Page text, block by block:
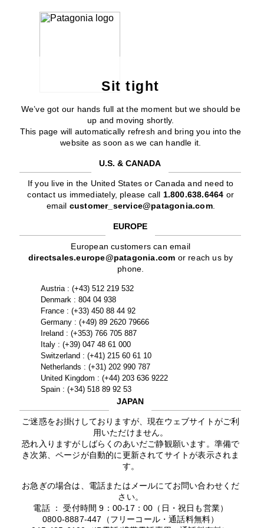
Sit tight
We’ve got our hands full at the moment but we should be
up and moving shortly.
This page will automatically refresh and bring you into the
website as soon as we can handle it.
U.S. & CANADA
If you live in the United States or Canada and need to
contact us immediately, please call 1.800.638.6464 or
email customer_service@patagonia.com.
EUROPE
European customers can email
directsales.europe@patagonia.com or reach us by
phone.
Austria : (+43) 512 219 532
Denmark : 804 04 938
France : (+33) 450 88 44 92
Germany : (+49) 89 2620 79666
Ireland : (+353) 766 705 887
Italy : (+39) 047 48 61 000
Switzerland : (+41) 215 60 61 10
Netherlands : (+31) 202 990 787
United Kingdom : (+44) 203 636 9222
Spain : (+34) 518 89 92 53
JAPAN
ご迷惑をお掛けしておりますが、現在ウェブサイトがご利
用いただけません。
恐れ入りますがしばらくのあいだご静観願います。準備で
き次第、ページが自動的に更新されてサイトが表示されま
す。
お急ぎの場合は、電話またはメールにてお問い合わせくだ
さい。
電話 ： 受付時間 9：00-17：00（日・祝日も営業）
0800-8887-447（フリーコール・通話料無料）